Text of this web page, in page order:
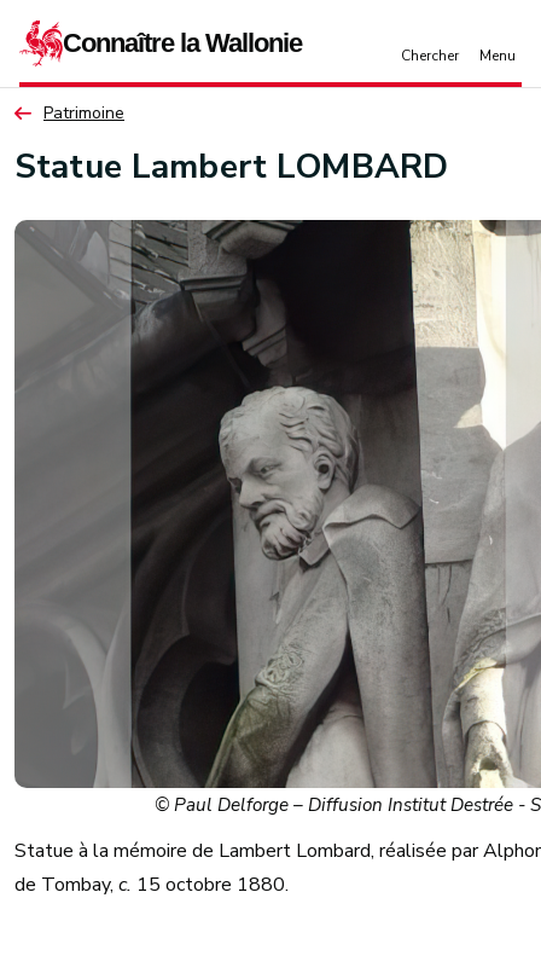
Patrimoine
Statue Lambert LOMBARD
© Paul Delforge – Diffusion Institut Destrée -
Statue à la mémoire de Lambert Lombard, réalisée par
de Tombay, c. 15 octobre 1880.